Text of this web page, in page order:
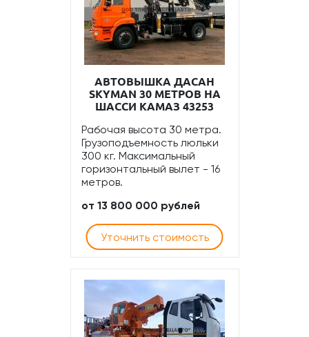
АВТОВЫШКА ДАСАН
SKYMAN 30 МЕТРОВ НА
ШАССИ КАМАЗ 43253
Рабочая высота 30 метра.
Грузоподъемность люльки
300 кг. Максимальный
горизонтальный вылет - 16
метров.
от 13 800 000 рублей
Уточнить стоимость